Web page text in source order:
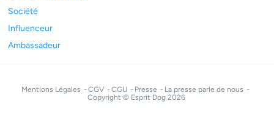
Société
Influenceur
Ambassadeur
Mentions Légales CGV CGU Presse
La presse parle de nous
Copyright © Esprit Dog 2026